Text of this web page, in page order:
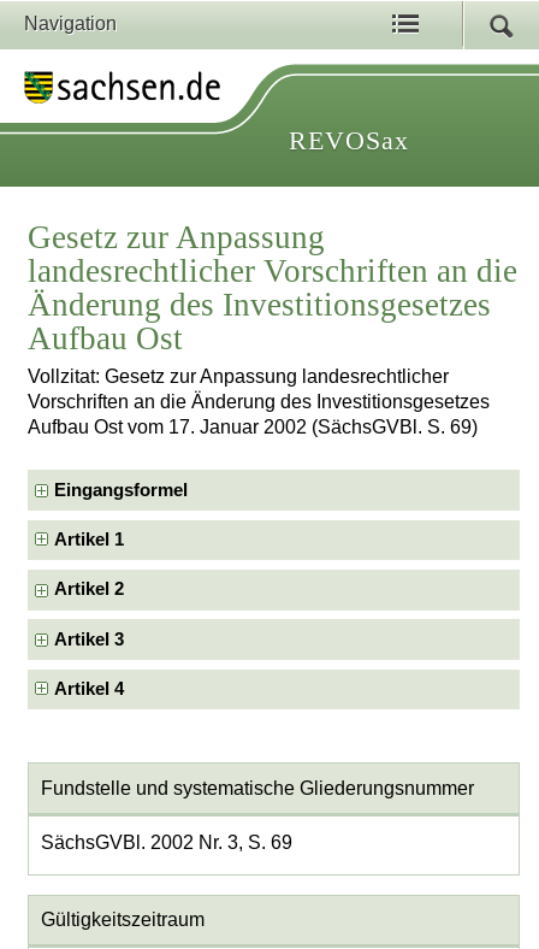
Navigation
REVOSax
Gesetz zur Anpassung
landesrechtlicher Vorschriften an die
Änderung des Investitionsgesetzes
Aufbau Ost
Vollzitat: Gesetz zur Anpassung landesrechtlicher
Vorschriften an die Änderung des Investitionsgesetzes
Aufbau Ost vom 17. Januar 2002 (SächsGVBl. S. 69)
Eingangsformel
Artikel 1
Artikel 2
Artikel 3
Artikel 4
Fundstelle und systematische Gliederungsnummer
SächsGVBl. 2002 Nr. 3, S. 69
Gültigkeitszeitraum